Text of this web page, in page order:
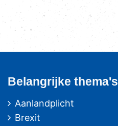
Belangrijke thema's
Aanlandplicht
Brexit